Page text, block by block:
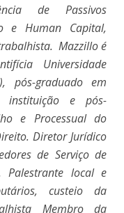
de Passivos
e Human Capital,
Mazzillo é
Universidade
pós-graduado em
instituição e pós-
e Processual do
Diretor Jurídico
de Serviço de
Palestrante local e
custeio da
Membro da